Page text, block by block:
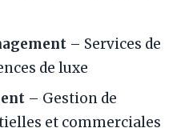
– Services de
de luxe
– Gestion de
et commerciales